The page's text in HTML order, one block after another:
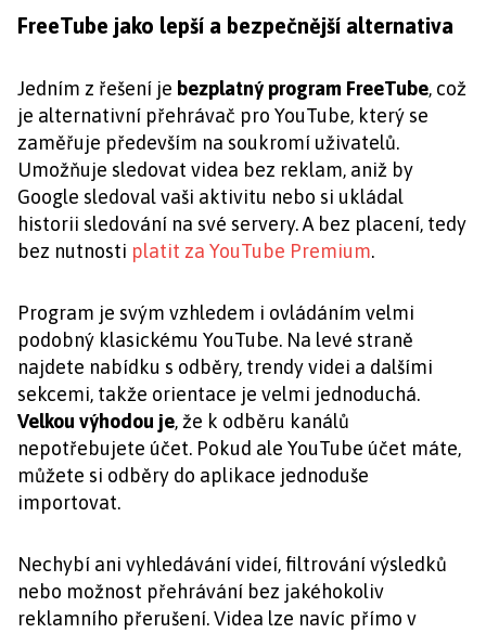
FreeTube jako lepší a bezpečnější alternativa
Jedním z řešení je bezplatný program FreeTube, což
je alternativní přehrávač pro YouTube, který se
zaměřuje především na soukromí uživatelů.
Umožňuje sledovat videa bez reklam, aniž by
Google sledoval vaši aktivitu nebo si ukládal
historii sledování na své servery. A bez placení, tedy
bez nutnosti platit za YouTube Premium.
Program je svým vzhledem i ovládáním velmi
podobný klasickému YouTube. Na levé straně
najdete nabídku s odběry, trendy videi a dalšími
sekcemi, takže orientace je velmi jednoduchá.
Velkou výhodou je, že k odběru kanálů
nepotřebujete účet. Pokud ale YouTube účet máte,
můžete si odběry do aplikace jednoduše
importovat.
Nechybí ani vyhledávání videí, filtrování výsledků
nebo možnost přehrávání bez jakéhokoliv
reklamního přerušení. Videa lze navíc přímo v